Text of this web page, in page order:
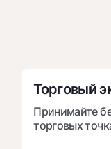
Торговый
Принимайте
торговых